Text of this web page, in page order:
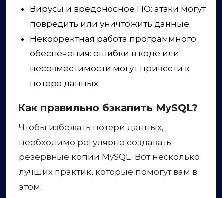
Вирусы и вредоносное ПО: атаки могут
повредить или уничтожить данные.
Некорректная работа программного
обеспечения: ошибки в коде или
несовместимости могут привести к
потере данных.
Как правильно бэкапить MySQL?
Чтобы избежать потери данных,
необходимо регулярно создавать
резервные копии MySQL. Вот несколько
лучших практик, которые помогут вам в
этом: